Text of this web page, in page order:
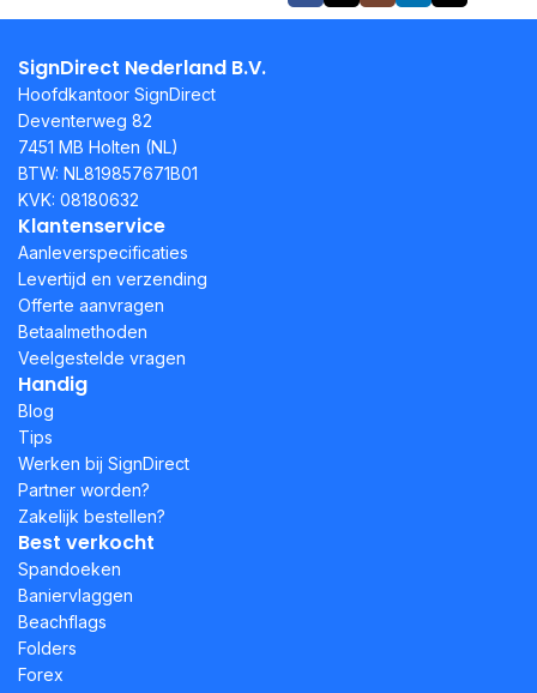
SignDirect Nederland B.V.
Hoofdkantoor SignDirect
Deventerweg 82
7451 MB Holten (NL)
BTW: NL819857671B01
KVK: 08180632
Klantenservice
Aanleverspecificaties
Levertijd en verzending
Offerte aanvragen
Betaalmethoden
Veelgestelde vragen
Handig
Blog
Tips
Werken bij SignDirect
Partner worden?
Zakelijk bestellen?
Best verkocht
Spandoeken
Baniervlaggen
Beachflags
Folders
Forex